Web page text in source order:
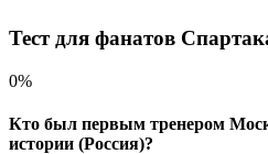
Тест для фанатов
0%
Кто был первым тренером
истории (Россия)?